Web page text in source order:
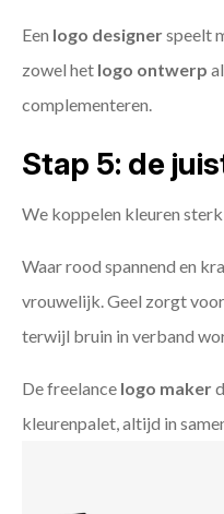
Een logo designerspeelt
zowel het logo ontwerp
complementeren.
Stap 5: de
We koppelen kleuren
Waar rood spannend en
vrouwelijk. Geel zorgt
terwijl bruin in verband
De freelance logo maker
kleurenpalet, altijd in